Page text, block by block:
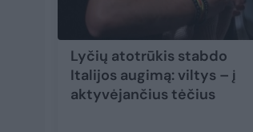
Lyčių atotrūkis stabdo
Italijos augimą: viltys – į
aktyvėjančius tėčius